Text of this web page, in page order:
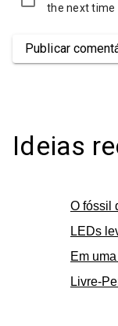
the next time
Publicar
Ideias
O fóssil
LEDs
Em
Livre-